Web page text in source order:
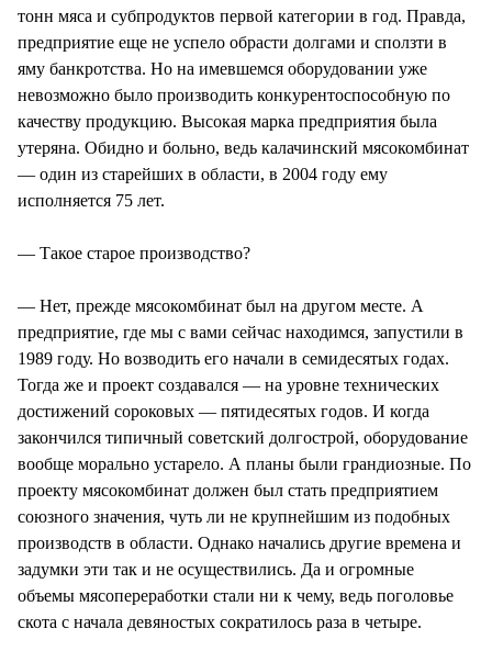
тонн мяса и субпродуктов первой категории в год. Правда,
предприятие еще не успело обрасти долгами и сползти в
яму банкротства. Но на имевшемся оборудовании уже
невозможно было производить конкурентоспособную по
качеству продукцию. Высокая марка предприятия была
утеряна. Обидно и больно, ведь калачинский мясокомбинат
— один из старейших в области, в 2004 году ему
исполняется 75 лет.
— Такое старое производство?
— Нет, прежде мясокомбинат был на другом месте. А
предприятие, где мы с вами сейчас находимся, запустили в
1989 году. Но возводить его начали в семидесятых годах.
Тогда же и проект создавался — на уровне технических
достижений сороковых — пятидесятых годов. И когда
закончился типичный советский долгострой, оборудование
вообще морально устарело. А планы были грандиозные. По
проекту мясокомбинат должен был стать предприятием
союзного значения, чуть ли не крупнейшим из подобных
производств в области. Однако начались другие времена и
задумки эти так и не осуществились. Да и огромные
объемы мясопереработки стали ни к чему, ведь поголовье
скота с начала девяностых сократилось раза в четыре.